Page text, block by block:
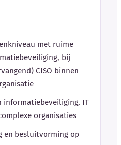
met ruime
bij
CISO binnen
informatiebeveiliging, IT
organisaties
en besluitvorming op